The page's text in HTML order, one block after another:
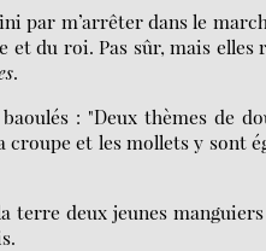
par m’arrêter dans le
et du roi. Pas sûr, mais elles
.
: "Deux thèmes de
et les mollets y sont
terre deux jeunes